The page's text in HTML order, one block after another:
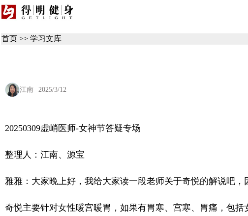
首页 >> 学习文库
江南 2025/3/12
20250309虚峭医师-女神节答疑专场
整理人：江南、源宝
雅雅：大家晚上好，我给大家读一段老师关于奇悦的解说吧
奇悦主要针对女性暖宫暖胃，如果有胃寒、宫寒、胃痛，包括